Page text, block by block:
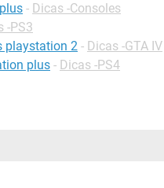
- Dicas -Consoles
-PS3
playstation 2 - Dicas -GTA IV
plus - Dicas -PS4